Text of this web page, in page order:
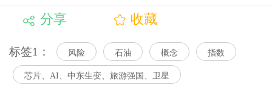
分享 收藏
标签1： 风险 石油 概念 指数
芯片、AI、中东生变、旅游强国、卫星